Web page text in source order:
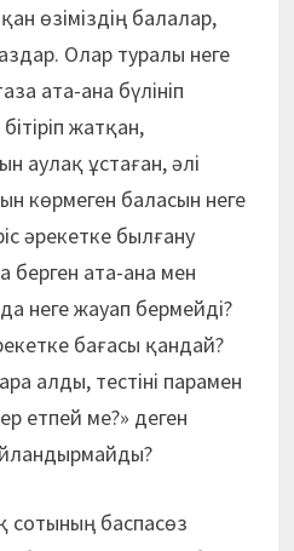
өзіміздің балалар,
Олар туралы неге
ата-ана бүлініп
жатқан,
аулақ ұстаған, әлі
көрмеген баласын неге
әрекетке былғану
берген ата-ана мен
неге жауап бермейді?
бағасы қандай?
алды, тестіні парамен
етпей ме?» деген
баспасөз